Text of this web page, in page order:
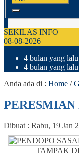
SEKILAS INFO
08-08-2026
4 bulan yang lalu
4 bulan yang lalu
Anda ada di : Home /
PERESMIAN
Dibuat : Rabu, 19 Jan
TAMPAK